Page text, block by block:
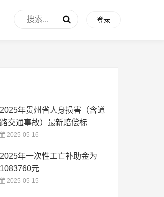
登录
2025年贵州省人身损害（含道
路交通事故）最新赔偿标
2025-05-16
2025年一次性工亡补助金为
1083760元
2025-05-15